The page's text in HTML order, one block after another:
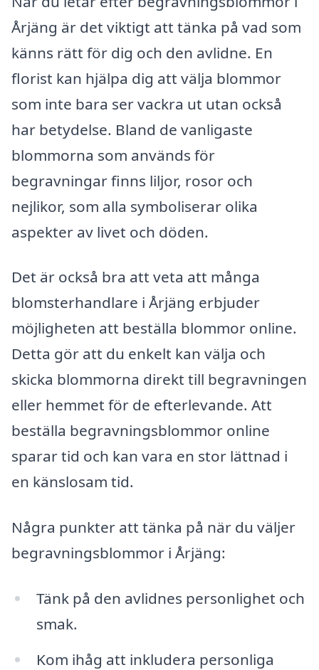
Årjäng är det viktigt att tänka på vad som
känns rätt för dig och den avlidne. En
florist kan hjälpa dig att välja blommor
som inte bara ser vackra ut utan också
har betydelse. Bland de vanligaste
blommorna som används för
begravningar finns liljor, rosor och
nejlikor, som alla symboliserar olika
aspekter av livet och döden.
Det är också bra att veta att många
blomsterhandlare i Årjäng erbjuder
möjligheten att beställa blommor online.
Detta gör att du enkelt kan välja och
skicka blommorna direkt till begravningen
eller hemmet för de efterlevande. Att
beställa begravningsblommor online
sparar tid och kan vara en stor lättnad i
en känslosam tid.
Några punkter att tänka på när du väljer
begravningsblommor i Årjäng:
Tänk på den avlidnes personlighet och
smak.
Kom ihåg att inkludera personliga